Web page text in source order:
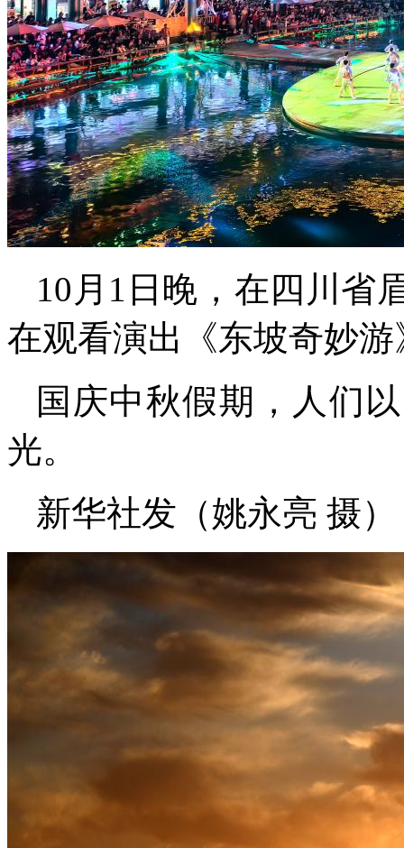
10月1日晚，在四川省
在观看演出《东坡奇妙游
国庆中秋假期，人们
光。
新华社发（姚永亮 摄）